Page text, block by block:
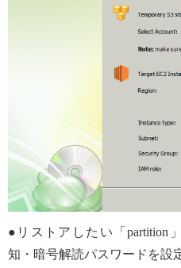
●リストアしたい「partition
知・暗号解読パスワードを設